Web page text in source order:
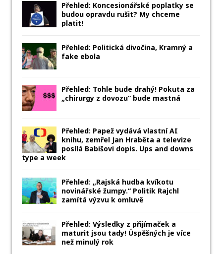
Přehled: Koncesionářské poplatky se
budou opravdu rušit? My chceme
platit!
Přehled: Politická divočina, Kramný a
fake ebola
Přehled: Tohle bude drahý! Pokuta za
„chirurgy z dovozu“ bude mastná
Přehled: Papež vydává vlastní AI
knihu, zemřel Jan Hraběta a televize
posílá Babišovi dopis. Ups and downs
type a week
Přehled: „Rajská hudba kvíkotu
novinářské žumpy.“ Politik Rajchl
zamítá výzvu k omluvě
Přehled: Výsledky z přijímaček a
maturit jsou tady! Úspěšných je více
než minulý rok